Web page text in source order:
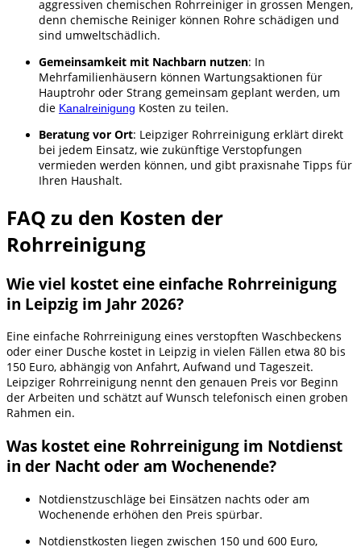
aggressiven chemischen Rohrreiniger in grossen Mengen,
denn chemische Reiniger können Rohre schädigen und
sind umweltschädlich.
Gemeinsamkeit mit Nachbarn nutzen: In
Mehrfamilienhäusern können Wartungsaktionen für
Hauptrohr oder Strang gemeinsam geplant werden, um
die Kanalreinigung Kosten zu teilen.
Beratung vor Ort: Leipziger Rohrreinigung erklärt direkt
bei jedem Einsatz, wie zukünftige Verstopfungen
vermieden werden können, und gibt praxisnahe Tipps für
Ihren Haushalt.
FAQ zu den Kosten der
Rohrreinigung
Wie viel kostet eine einfache Rohrreinigung
in Leipzig im Jahr 2026?
Eine einfache Rohrreinigung eines verstopften Waschbeckens
oder einer Dusche kostet in Leipzig in vielen Fällen etwa 80 bis
150 Euro, abhängig von Anfahrt, Aufwand und Tageszeit.
Leipziger Rohrreinigung nennt den genauen Preis vor Beginn
der Arbeiten und schätzt auf Wunsch telefonisch einen groben
Rahmen ein.
Was kostet eine Rohrreinigung im Notdienst
in der Nacht oder am Wochenende?
Notdienstzuschläge bei Einsätzen nachts oder am
Wochenende erhöhen den Preis spürbar.
Notdienstkosten liegen zwischen 150 und 600 Euro,